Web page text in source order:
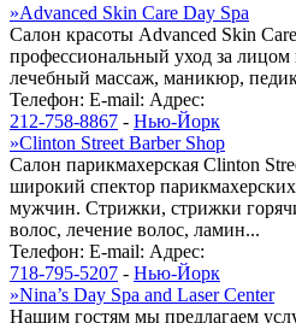
»Advanced Skin Care Day Spa
Салон красоты Advanced Skin
профессиональный уход за
лечебный массаж, маникюр,
Телефон: E-mail: Адрес:
212-758-8867 - Нью-Йорк
»Clinton Street Barber Shop
Салон парикмахерская Clinton
широкий спектор
мужчин. Стрижки, стрижки
волос, лечение волос, ламин...
Телефон: E-mail: Адрес:
718-795-5207 - Нью-Йорк
»Nina’s Day Spa and Laser Center
Нашим гостям мы предлагаем